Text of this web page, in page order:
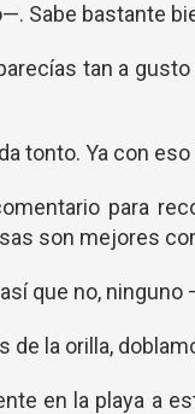
Sabe bastante
tan a
tonto. Ya con
para
son mejores
que no, ninguno
la orilla,
en la playa a